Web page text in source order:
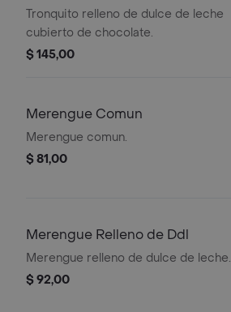
Tronquito relleno de dulce de leche
cubierto de chocolate.
$ 145,00
Merengue Comun
Merengue comun.
$ 81,00
Merengue Relleno de Ddl
Merengue relleno de dulce de leche.
$ 92,00